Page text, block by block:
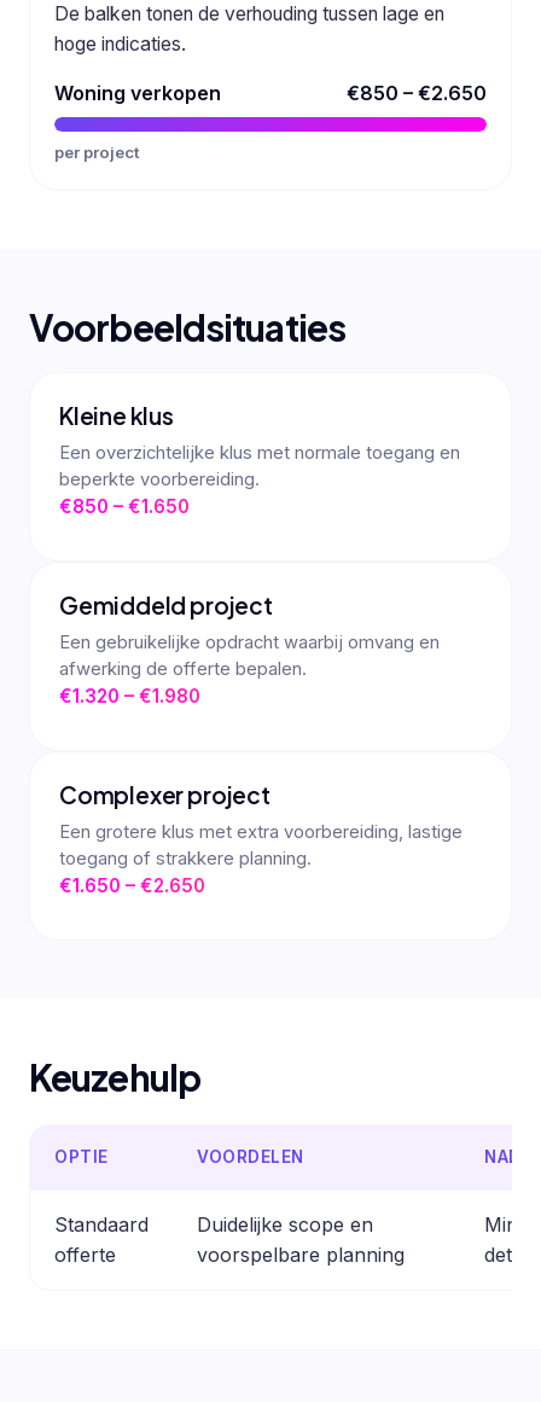
De balken tonen de verhouding tussen lage en
hoge indicaties.
Woning verkopen €850 – €2.650
per project
Voorbeeldsituaties
Kleine klus
Een overzichtelijke klus met normale toegang en
beperkte voorbereiding.
€850 – €1.650
Gemiddeld project
Een gebruikelijke opdracht waarbij omvang en
afwerking de offerte bepalen.
€1.320 – €1.980
Complexer project
Een grotere klus met extra voorbereiding, lastige
toegang of strakkere planning.
€1.650 – €2.650
Keuzehulp
OPTIE VOORDELEN
Standaard
offerte
Duidelijke scope en
voorspelbare planning